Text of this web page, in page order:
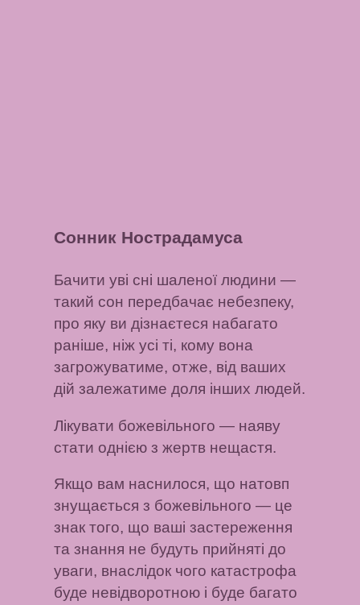
Сонник Нострадамуса
Бачити уві сні шаленої людини —
такий сон передбачає небезпеку,
про яку ви дізнаєтеся набагато
раніше, ніж усі ті, кому вона
загрожуватиме, отже, від ваших
дій залежатиме доля інших людей.
Лікувати божевільного — наяву
стати однією з жертв нещастя.
Якщо вам наснилося, що натовп
знущається з божевільного — це
знак того, що ваші застереження
та знання не будуть прийняті до
уваги, внаслідок чого катастрофа
буде невідворотною і буде багато